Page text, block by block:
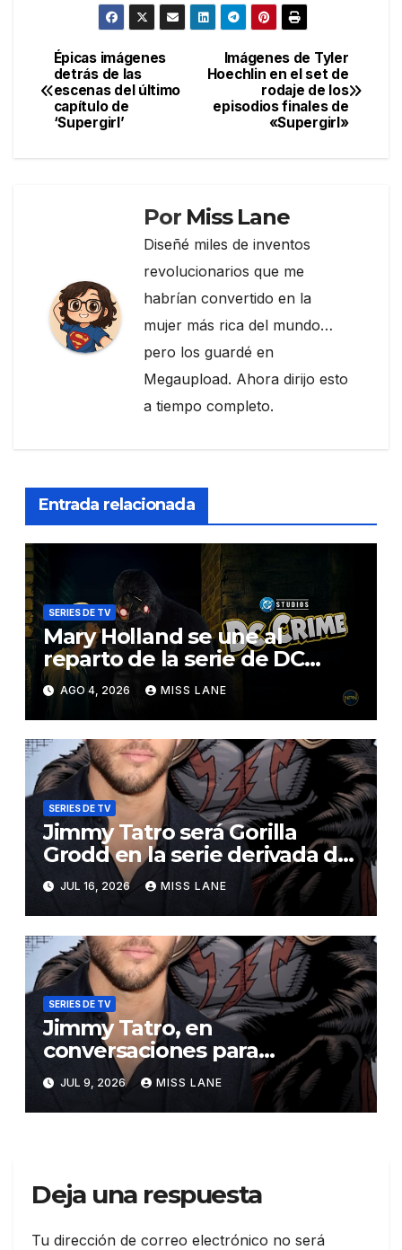
e
b
o
o
itt
er
e
gr
a
m
Navegación
de
entradas
Imágenes de Tyler
Hoechlin en el set de
rodaje de los
episodios finales de
«Supergirl»
Épicas imágenes
detrás de las
escenas del último
capítulo de
‘Supergirl’
Por Miss Lane
Diseñé miles de inventos
revolucionarios que me
habrían convertido en la
mujer más rica del mundo…
pero los guardé en
Megaupload. Ahora dirijo esto
a tiempo completo.
Entrada relacionada
SERIES DE TV
Mary Holland se une al
reparto de la serie de DC
sobre Jimmy Olsen
AGO 4, 2026 MISS LANE
SERIES DE TV
Jimmy Tatro será Gorilla
Grodd en la serie derivada de
DC «DC Crime»
JUL 16, 2026 MISS LANE
SERIES DE TV
Jimmy Tatro, en
conversaciones para
interpretar a Gorilla Grodd en
la serie derivada de DC «DC
Crime»
JUL 9, 2026 MISS LANE
Deja una respuesta
Tu dirección de correo electrónico no será